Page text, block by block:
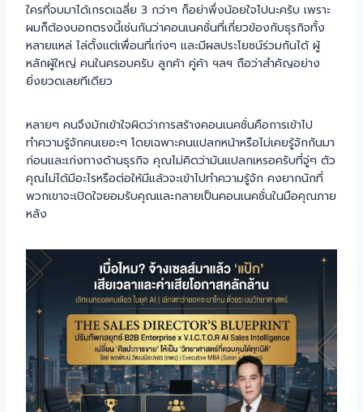
ใครที่จบมาได้เกรดเฉลี่ย 3 กว่าๆ ก็อย่าพึ่งน้อยใจไปนะครับ เพราะ
ผมก็ต้องบอกตรงนี้เช่นกันว่าคอนเนคชั่นที่เกี่ยวข้องกับธุรกิจทั้ง
หลายแหล่ ไล่ตั้งแต่เพื่อนที่เก่งๆ และมีผลประโยชน์ร่วมกันได้ ผู้
หลักผู้ใหญ่ คนในครอบครับ ลูกค้า คู่ค้า ฯลฯ ถือว่าสำคัญอย่าง
ยิ่งยวดเลยทีเดียว
หลายๆ คนจึงมักเข้าใจผิดว่าการสร้างคอนเนคชั่นคือการเข้าไป
ทำความรู้จักคนเยอะๆ โดยเฉพาะคนแปลกหน้าหรือไม่เคยรู้จักกันมา
ก่อนและเก่งทางด้านธุรกิจ คุณไม่คิดว่ามันแปลกเหรอครับที่จู่ๆ ตัว
คุณไม่ได้มีอะไรหรือต่อให้มีแล้วจะเข้าไปทำความรู้จัก คงยากนักที่
พวกเขาจะเปิดใจยอมรับคุณและกลายเป็นคอนเนคชั่นในมือคุณภาย
หลัง